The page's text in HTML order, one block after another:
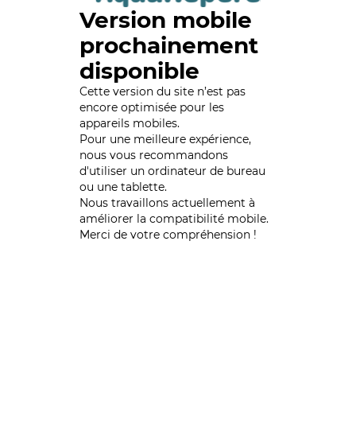
Version mobile
prochainement
disponible
Cette version du site n’est pas
encore optimisée pour les
appareils mobiles.
Pour une meilleure expérience,
nous vous recommandons
d'utiliser un ordinateur de bureau
ou une tablette.
Nous travaillons actuellement à
améliorer la compatibilité mobile.
Merci de votre compréhension !